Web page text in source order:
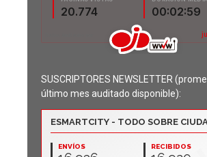
SUSCRIPTORES NEWSLETTER
último mes auditado disponible):